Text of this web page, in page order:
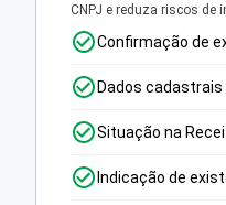
CNPJ e reduza riscos de
Confirmação de
Dados
Situação na
Indicação de